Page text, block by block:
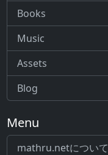
Books
Music
Assets
Blog
Menu
mathru.netについて